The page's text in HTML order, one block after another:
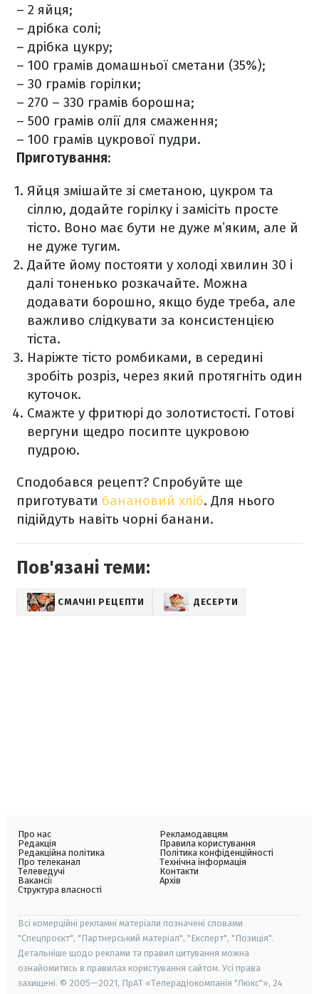
– 2 яйця;
– дрібка солі;
– дрібка цукру;
– 100 грамів домашньої сметани (35%);
– 30 грамів горілки;
– 270 – 330 грамів борошна;
– 500 грамів олії для смаження;
– 100 грамів цукрової пудри.
Приготування:
Яйця змішайте зі сметаною, цукром та
сіллю, додайте горілку і замісіть просте
тісто. ️Воно має бути не дуже мʼяким, але й
не дуже тугим.
Дайте йому постояти у холоді хвилин 30 і
далі тоненько розкачайте. ️Можна
додавати борошно, якщо буде треба, але
важливо слідкувати за консистенцією
тіста.
Наріжте тісто ромбиками, в середині
зробіть розріз, через який протягніть один
куточок.
Смажте у фритюрі до золотистості. Готові
вергуни щедро посипте цукровою
пудрою.
Сподобався рецепт? Спробуйте ще
приготувати банановий хліб. Для нього
підійдуть навіть чорні банани.
Пов'язані теми:
СМАЧНІ РЕЦЕПТИ ДЕСЕРТИ
Про нас
Редакція
Редакційна політика
Про телеканал
Телеведучі
Вакансії
Структура власності
Рекламодавцям
Правила користування
Політика конфіденційності
Технічна інформація
Контакти
Архів
Всі комерційні рекламні матеріали позначені словами
"Спецпроєкт", "Партнерський матеріал", "Експерт", "Позиція".
Детальніше щодо реклами та правил цитування можна
ознайомитись в правилах користування сайтом. Усі права
захищені. © 2005—2021, ПрАТ «Телерадіокомпанія "Люкс"», 24